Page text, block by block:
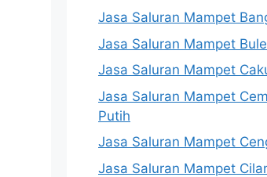
Jasa Saluran Mampet
Jasa Saluran Mampet
Jasa Saluran Mampet
Jasa Saluran Mampet
Putih
Jasa Saluran Mampet
Jasa Saluran Mampet